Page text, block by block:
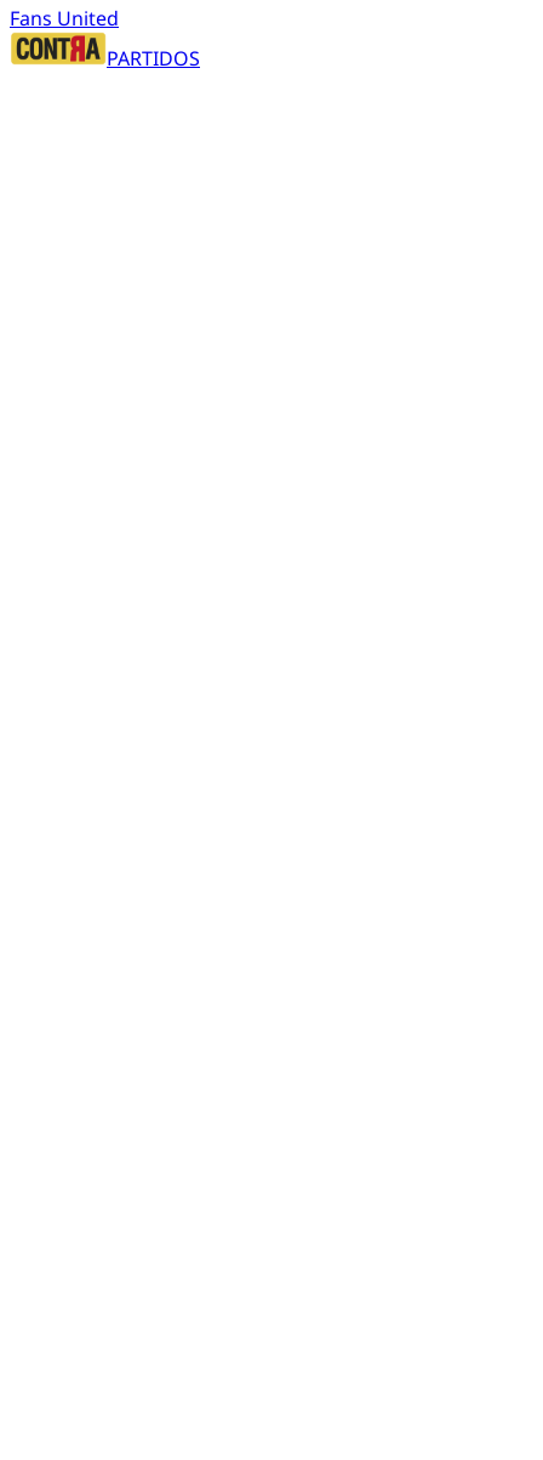
Fans United
PARTIDOS